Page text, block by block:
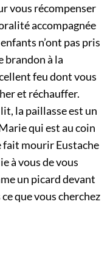
vous récompenser
accompagnée
n’ont pas pris
brandon à la
feu dont vous
et réchauffer.
la paillasse est un
qui est au coin
fait mourir Eustache
à vous de vous
un picard devant
que vous cherchez